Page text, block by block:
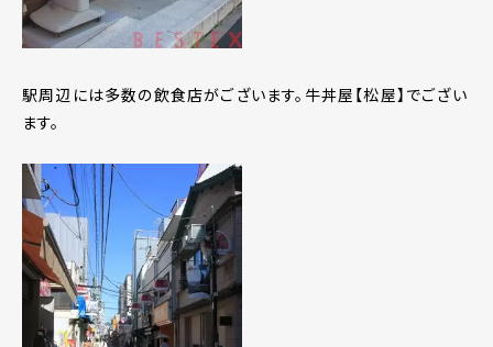
駅周辺には多数の飲食店がございます。牛丼屋【松屋】でござい
ます。